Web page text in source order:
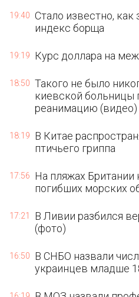
19:40 Стало известно, как
индекс борща
19:19 Курс доллара на
18:50 Такого не было
киевской больницы
реанимацию (видео)
18:19
В Китае
птичьего гриппа
17:56
На пляжах Британии
погибших морских
17:21
В Ливии разбился
(фото)
16:50
В СНБО назвали
украинцев младше